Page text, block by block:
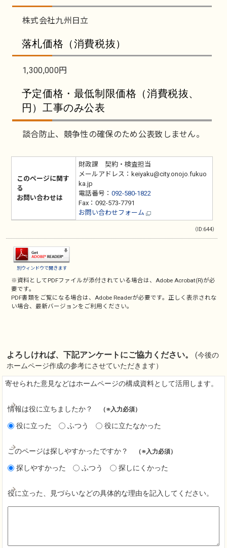
株式会社九州日立
落札価格（消費税抜）
1,300,000円
予定価格・最低制限価格（消費税抜、
円）工事のみ公表
談合防止、競争性の確保のため公表致しません。
このページに関す
る
お問い合わせは
財政課 契約・検査担当
メールアドレス：keiyaku@city.onojo.fukuo
ka.jp
電話番号： 092-580-1822
Fax：092-573-7791
お問い合わせフォーム
（ID:644）
別ウィンドウで開きます
※資料としてPDFファイルが添付されている場合は、Adobe Acrobat(R)が必
要です。
PDF書類をご覧になる場合は、Adobe Readerが必要です。正しく表示されな
い場合、最新バージョンをご利用ください。